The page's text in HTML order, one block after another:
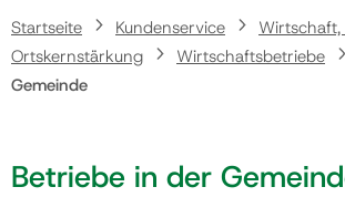
Kundenservice
Veranstaltungen
Startseite Kundenservice
Wirtschaft,
Ortskernstärkung
Wirtschaftsbetriebe
Gemeinde
Betriebe in der